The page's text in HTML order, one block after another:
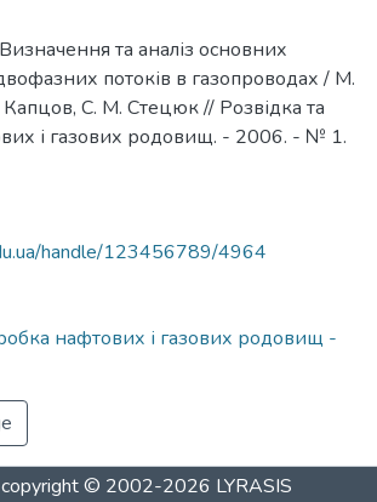
та аналіз основних
потоків в газопроводах / М.
Капцов, С. М. Стецюк // Розвідка та
і газових родовищ. - 2006. - № 1.
handle/123456789/4964
нафтових і газових родовищ -
copyright © 2002-2026 LYRASIS